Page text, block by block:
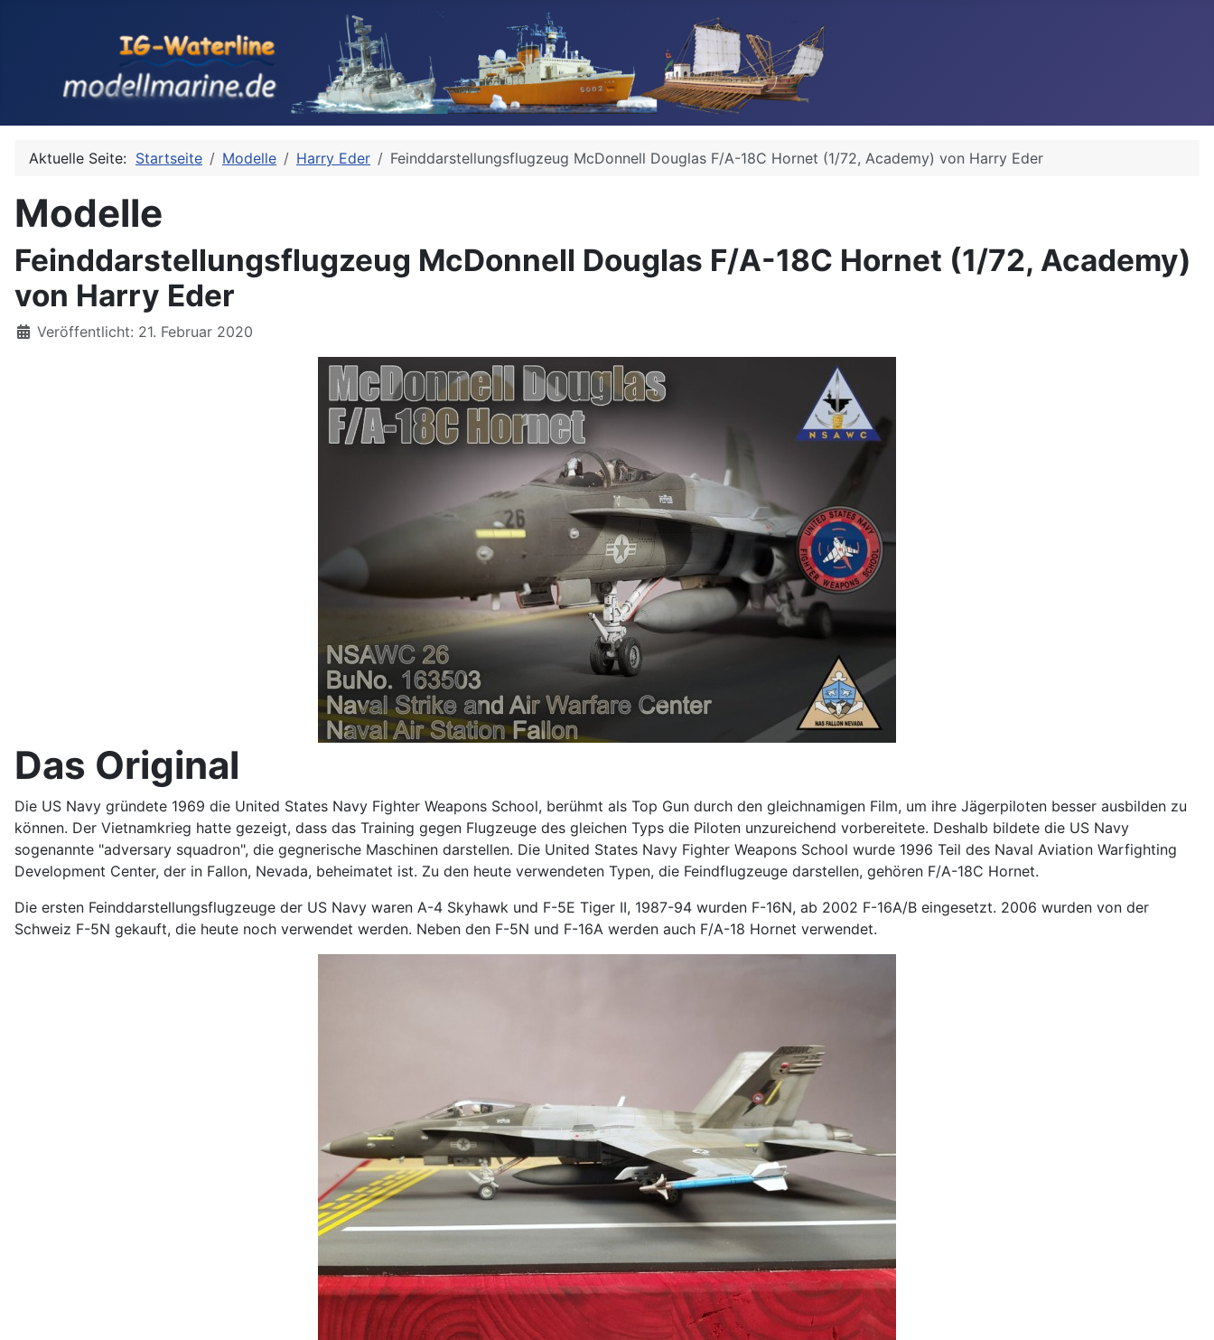
Aktuelle Seite: Startseite Modelle Harry Eder Feinddarstellungsflugzeug McDonnell Douglas F/A-18C Hornet (1/72, Academy) von Harry Eder
Modelle
Feinddarstellungsflugzeug McDonnell Douglas F/A-18C Hornet (1/72, Academy)
von Harry Eder
Details
Veröffentlicht: 21. Februar 2020
Das Original
Die US Navy gründete 1969 die United States Navy Fighter Weapons School, berühmt als Top Gun durch den gleichnamigen Film, um ihre Jägerpiloten besser ausbilden zu
können. Der Vietnamkrieg hatte gezeigt, dass das Training gegen Flugzeuge des gleichen Typs die Piloten unzureichend vorbereitete. Deshalb bildete die US Navy
sogenannte "adversary squadron", die gegnerische Maschinen darstellen. Die United States Navy Fighter Weapons School wurde 1996 Teil des Naval Aviation Warfighting
Development Center, der in Fallon, Nevada, beheimatet ist. Zu den heute verwendeten Typen, die Feindflugzeuge darstellen, gehören F/A-18C Hornet.
Die ersten Feinddarstellungsflugzeuge der US Navy waren A-4 Skyhawk und F-5E Tiger II, 1987-94 wurden F-16N, ab 2002 F-16A/B eingesetzt. 2006 wurden von der
Schweiz F-5N gekauft, die heute noch verwendet werden. Neben den F-5N und F-16A werden auch F/A-18 Hornet verwendet.